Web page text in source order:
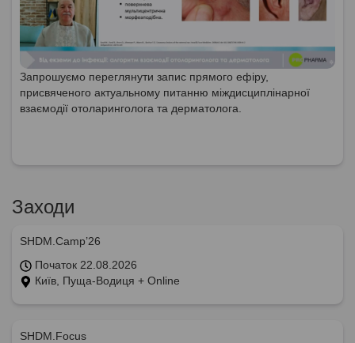
Запрошуємо переглянути запис прямого ефіру,
присвяченого актуальному питанню міждисциплінарної
взаємодії отоларинголога та дерматолога.
Заходи
SHDM.Camp’26
Початок 22.08.2026
Київ, Пуща-Водиця + Online
SHDM.Focus